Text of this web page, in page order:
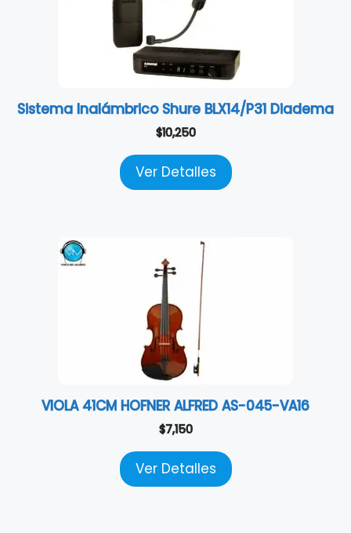
Sistema Inalámbrico Shure BLX14/P31 Diadema
$10,250
Ver Detalles
VIOLA 41CM HOFNER ALFRED AS-045-VA16
$7,150
Ver Detalles